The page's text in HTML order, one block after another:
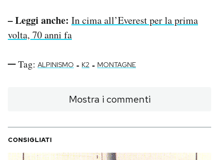
– Leggi anche: In cima all’Everest per la prima
volta, 70 anni fa
Tag: ALPINISMO - K2 - MONTAGNE
Mostra i commenti
CONSIGLIATI